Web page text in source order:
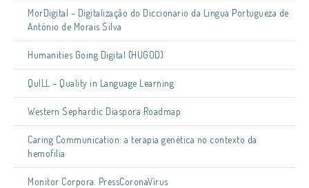
MorDigital – Digitalização do Diccionario da Lingua Portugueza de
António de Morais Silva
Humanities Going Digital (HUGOD)
QuILL – Quality in Language Learning
Western Sephardic Diaspora Roadmap
Caring Communication: a terapia genética no contexto da
hemofilia
Monitor Corpora. PressCoronaVírus